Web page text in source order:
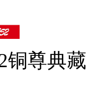
铜尊典藏